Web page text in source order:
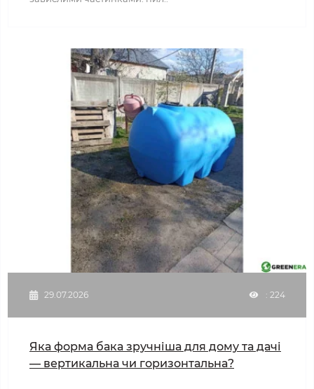
29.07.2026 : 224
Яка форма бака зручніша для дому та дачі
— вертикальна чи горизонтальна?